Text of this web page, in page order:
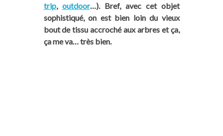
trip, outdoor…). Bref, avec cet objet
sophistiqué, on est bien loin du vieux
bout de tissu accroché aux arbres et ça,
ça me va… très bien.